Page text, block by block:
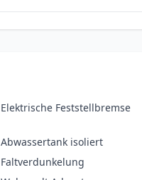
Elektrische Feststellbremse
Abwassertank isoliert
Faltverdunkelung